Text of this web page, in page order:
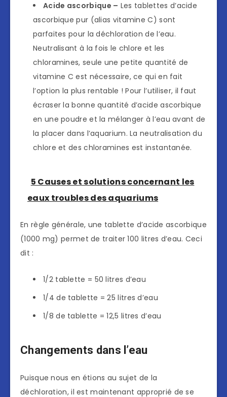
Acide ascorbique – Les tablettes d’acide
ascorbique pur (alias vitamine C) sont
parfaites pour la déchloration de l’eau.
Neutralisant à la fois le chlore et les
chloramines, seule une petite quantité de
vitamine C est nécessaire, ce qui en fait
l’option la plus rentable ! Pour l’utiliser, il faut
écraser la bonne quantité d’acide ascorbique
en une poudre et la mélanger à l’eau avant de
la placer dans l’aquarium. La neutralisation du
chlore et des chloramines est instantanée.
5 Causes et solutions concernant les
eaux troubles des aquariums
En règle générale, une tablette d’acide ascorbique
(1000 mg) permet de traiter 100 litres d’eau. Ceci
dit :
1/2 tablette = 50 litres d’eau
1/4 de tablette = 25 litres d’eau
1/8 de tablette = 12,5 litres d’eau
Changements dans l’eau
Puisque nous en étions au sujet de la
déchloration, il est maintenant approprié de se